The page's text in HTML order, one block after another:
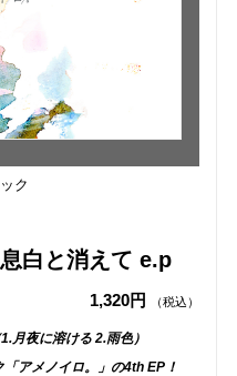
ク
白と消えて e.p
1,320円 （税込）
月夜に溶ける 2.雨色）
アメノイロ。」の4th EP！